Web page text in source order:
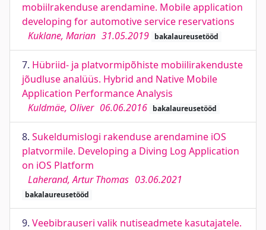
mobiilrakenduse arendamine. Mobile application
developing for automotive service reservations
Kuklane, Marian 31.05.2019 bakalaureusetööd
7. Hübriid- ja platvormipõhiste mobiilirakenduste
jõudluse analüüs. Hybrid and Native Mobile
Application Performance Analysis
Kuldmäe, Oliver 06.06.2016 bakalaureusetööd
8. Sukeldumislogi rakenduse arendamine iOS
platvormile. Developing a Diving Log Application
on iOS Platform
Laherand, Artur Thomas 03.06.2021
bakalaureusetööd
9. Veebibrauseri valik nutiseadmete kasutajatele.